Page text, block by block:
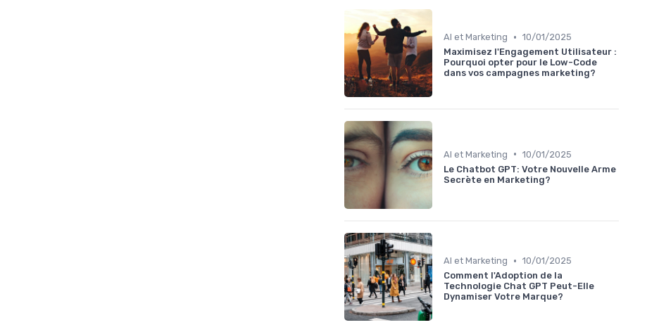
AI et Marketing • 10/01/2025
Maximisez l'Engagement Utilisateur :
Pourquoi opter pour le Low-Code
dans vos campagnes marketing?
AI et Marketing • 10/01/2025
Le Chatbot GPT: Votre Nouvelle Arme
Secrète en Marketing?
AI et Marketing • 10/01/2025
Comment l'Adoption de la
Technologie Chat GPT Peut-Elle
Dynamiser Votre Marque?